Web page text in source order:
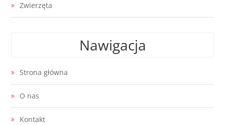
Zwierzęta
Nawigacja
Strona główna
O nas
Kontakt